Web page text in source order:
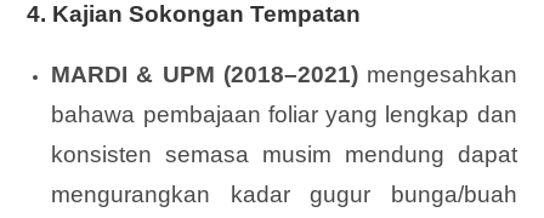
4. Kajian Sokongan Tempatan
MARDI & UPM (2018–2021)mengesahkan
bahawa pembajaan foliar yang lengkap dan
konsisten semasa musim mendung dapat
mengurangkan kadar gugur bunga/buah